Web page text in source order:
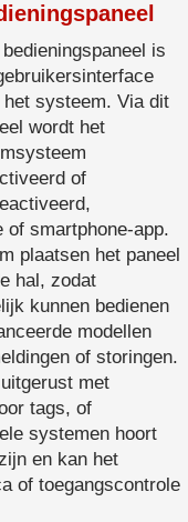
is
het systeem. Via dit
wordt het
of
of smartphone-app.
plaatsen het paneel
hal, zodat
kunnen bedienen
modellen
of storingen.
met
tags, of
systemen hoort
en kan het
of toegangscontrole